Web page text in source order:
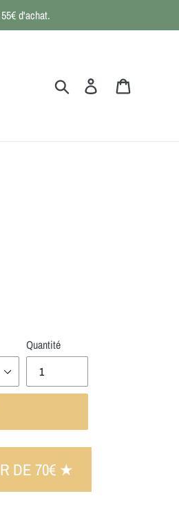
d'achat.
RechercherSe connecter
Quantité
DE 70€ ★